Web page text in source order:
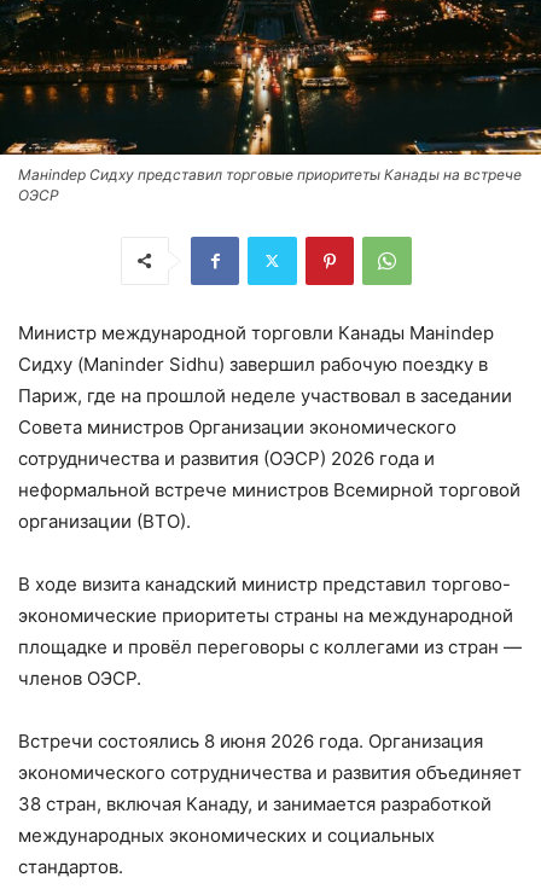
Манindер Сидху представил торговые приоритеты Канады на встрече
ОЭСР
Министр международной торговли Канады Манindер
Сидху (Maninder Sidhu) завершил рабочую поездку в
Париж, где на прошлой неделе участвовал в заседании
Совета министров Организации экономического
сотрудничества и развития (ОЭСР) 2026 года и
неформальной встрече министров Всемирной торговой
организации (ВТО).
В ходе визита канадский министр представил торгово-
экономические приоритеты страны на международной
площадке и провёл переговоры с коллегами из стран —
членов ОЭСР.
Встречи состоялись 8 июня 2026 года. Организация
экономического сотрудничества и развития объединяет
38 стран, включая Канаду, и занимается разработкой
международных экономических и социальных
стандартов.